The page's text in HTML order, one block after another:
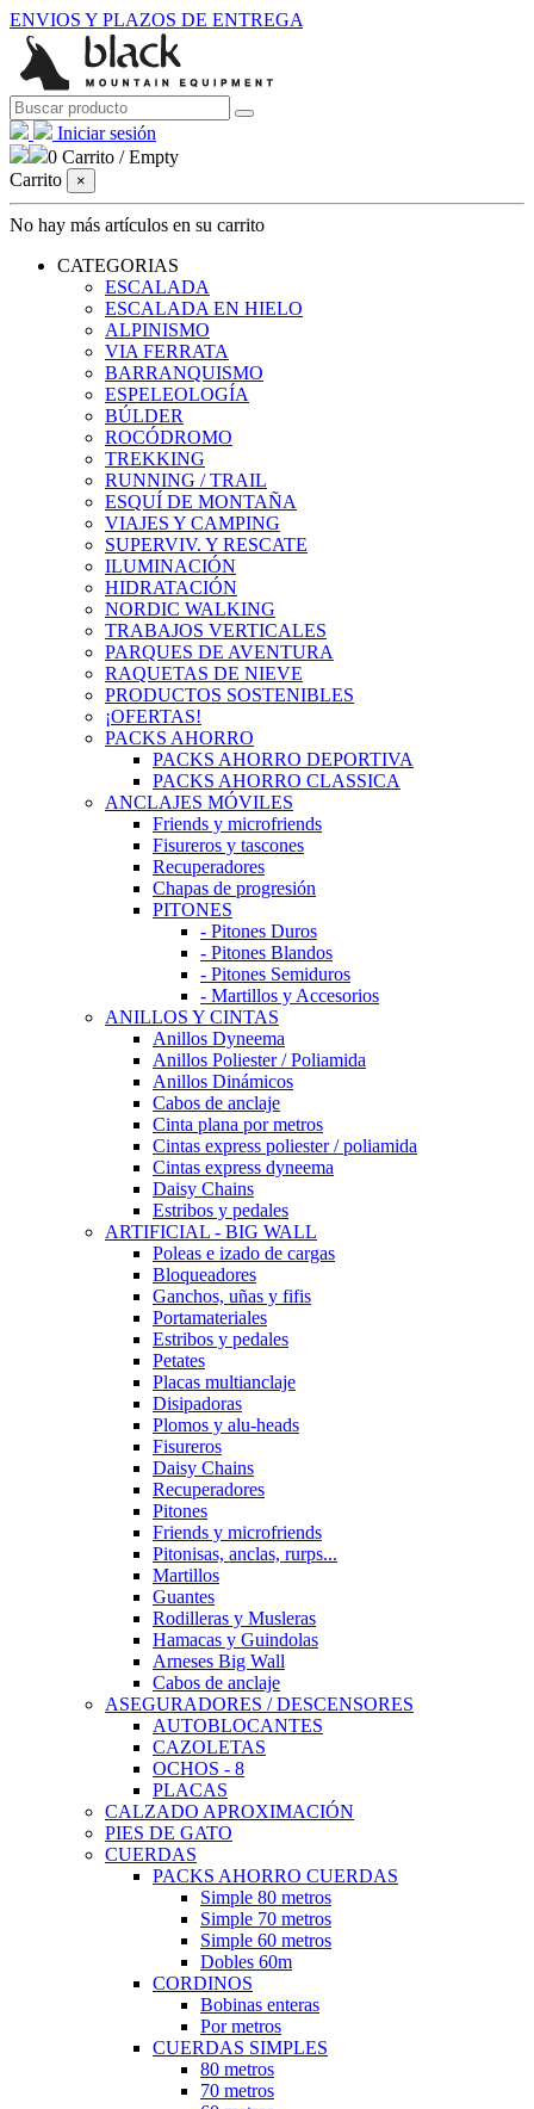
ENVIOS Y PLAZOS DE ENTREGA
Iniciar sesión
0 Carrito /Empty
Carrito
×
No hay más artículos en su carrito
CATEGORIAS
ESCALADA
ESCALADA EN HIELO
ALPINISMO
VIA FERRATA
BARRANQUISMO
ESPELEOLOGÍA
BÚLDER
ROCÓDROMO
TREKKING
RUNNING / TRAIL
ESQUÍ DE MONTAÑA
VIAJES Y CAMPING
SUPERVIV. Y RESCATE
ILUMINACIÓN
HIDRATACIÓN
NORDIC WALKING
TRABAJOS VERTICALES
PARQUES DE AVENTURA
RAQUETAS DE NIEVE
PRODUCTOS SOSTENIBLES
¡OFERTAS!
PACKS AHORRO
PACKS AHORRO DEPORTIVA
PACKS AHORRO CLASSICA
ANCLAJES MÓVILES
Friends y microfriends
Fisureros y tascones
Recuperadores
Chapas de progresión
PITONES
- Pitones Duros
- Pitones Blandos
- Pitones Semiduros
- Martillos y Accesorios
ANILLOS Y CINTAS
Anillos Dyneema
Anillos Poliester / Poliamida
Anillos Dinámicos
Cabos de anclaje
Cinta plana por metros
Cintas express poliester / poliamida
Cintas express dyneema
Daisy Chains
Estribos y pedales
ARTIFICIAL - BIG WALL
Poleas e izado de cargas
Bloqueadores
Ganchos, uñas y fifis
Portamateriales
Estribos y pedales
Petates
Placas multianclaje
Disipadoras
Plomos y alu-heads
Fisureros
Daisy Chains
Recuperadores
Pitones
Friends y microfriends
Pitonisas, anclas, rurps...
Martillos
Guantes
Rodilleras y Musleras
Hamacas y Guindolas
Arneses Big Wall
Cabos de anclaje
ASEGURADORES / DESCENSORES
AUTOBLOCANTES
CAZOLETAS
OCHOS - 8
PLACAS
CALZADO APROXIMACIÓN
PIES DE GATO
CUERDAS
PACKS AHORRO CUERDAS
Simple 80 metros
Simple 70 metros
Simple 60 metros
Dobles 60m
CORDINOS
Bobinas enteras
Por metros
CUERDAS SIMPLES
80 metros
70 metros